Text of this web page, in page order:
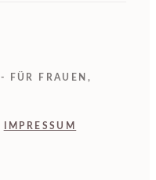
- FÜR FRAUEN,
IMPRESSUM